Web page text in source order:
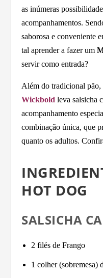
as inúmeras
acompanhamentos.
saborosa e conveniente
tal aprender a fazer um
servir como entrada?
Além do tradicional pão,
Wickbold leva salsicha
acompanhamento
combinação única, que
quanto os adultos.
HOT DOG
SALSICHA
2 filés de Frango
1 colher (sobremesa)